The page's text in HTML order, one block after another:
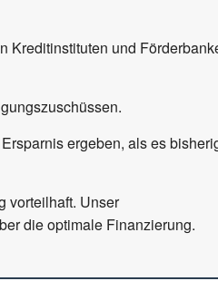
Kreditinstituten und
ergeben, als es
vorteilhaft. Unser
die optimale Finanzierung.